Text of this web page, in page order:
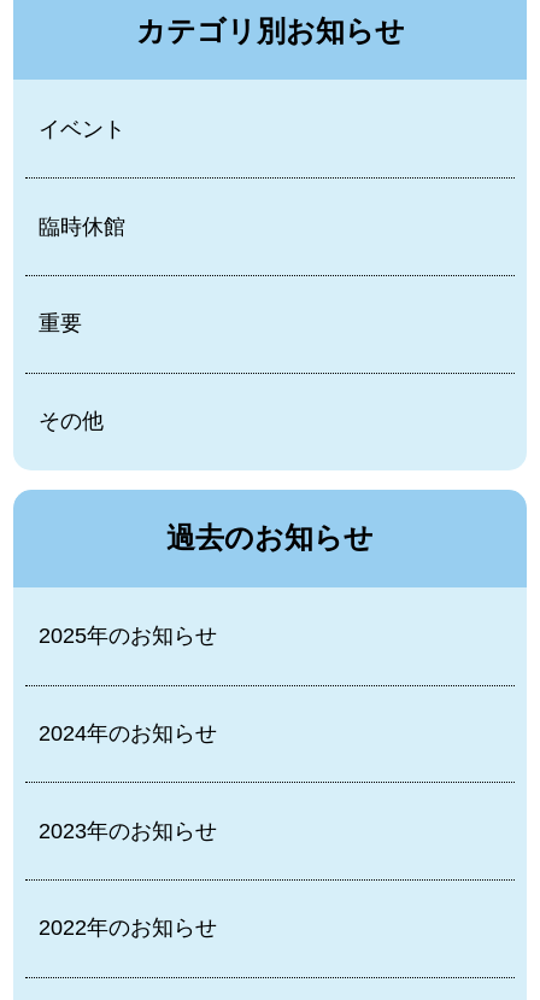
カテゴリ別お知らせ
イベント
臨時休館
重要
その他
過去のお知らせ
2025年のお知らせ
2024年のお知らせ
2023年のお知らせ
2022年のお知らせ